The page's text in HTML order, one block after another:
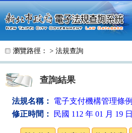
跳至主要內容
瀏覽路徑： > 法規查詢
查詢結果
法規名稱：
電子支付機構管理條例
修正時間：
民國 112 年 01 月 19 日